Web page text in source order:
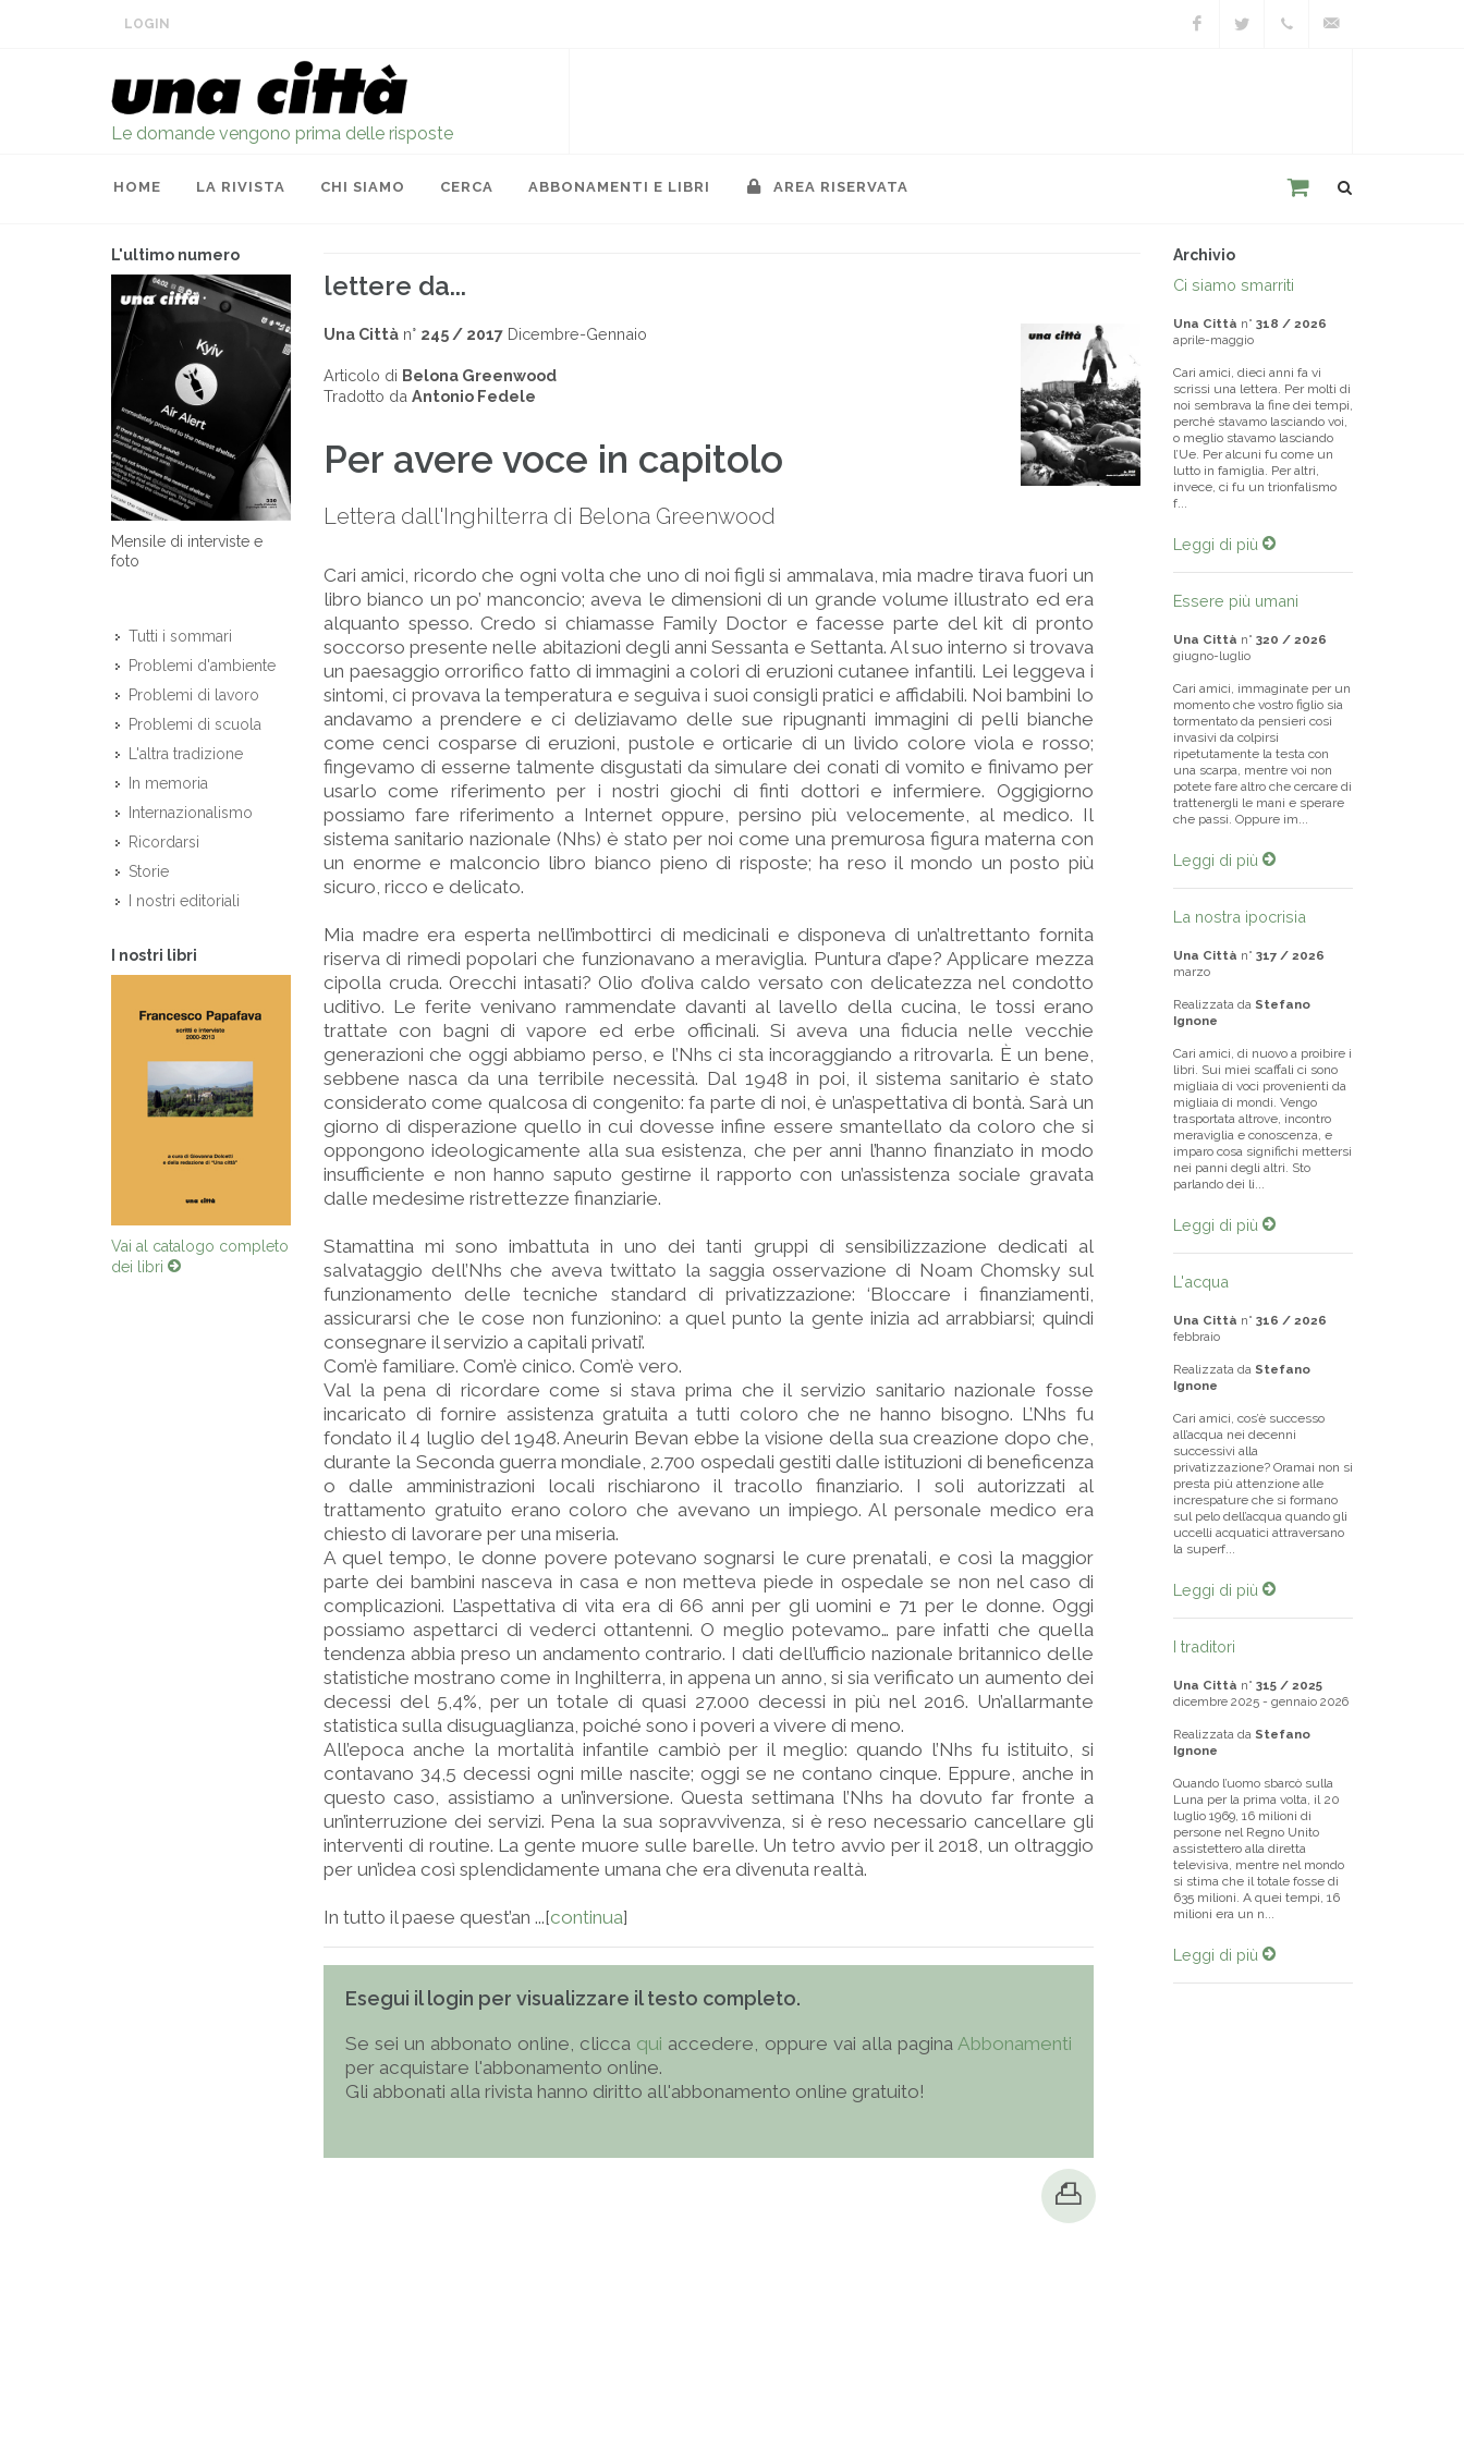
LOGIN
Le domande vengono prima delle risposte
HOME LA RIVISTA CHI SIAMO CERCA ABBONAMENTI E LIBRI AREA RISERVATA
L'ultimo numero
Mensile di interviste e
foto
Tutti i sommari
Problemi d'ambiente
Problemi di lavoro
Problemi di scuola
L'altra tradizione
In memoria
Internazionalismo
Ricordarsi
Storie
I nostri editoriali
I nostri libri
Vai al catalogo completo
dei libri
lettere da...
Una Città n° 245 / 2017 Dicembre-Gennaio
Articolo di Belona Greenwood
Tradotto da Antonio Fedele
Per avere voce in capitolo
Lettera dall'Inghilterra di Belona Greenwood
Cari amici, ricordo che ogni volta che uno di noi figli si ammalava, mia madre tirava fuori un
libro bianco un po’ manconcio; aveva le dimensioni di un grande volume illustrato ed era
alquanto spesso. Credo si chiamasse Family Doctor e facesse parte del kit di pronto
soccorso presente nelle abitazioni degli anni Sessanta e Settanta. Al suo interno si trovava
un paesaggio orrorifico fatto di immagini a colori di eruzioni cutanee infantili. Lei leggeva i
sintomi, ci provava la temperatura e seguiva i suoi consigli pratici e affidabili. Noi bambini lo
andavamo a prendere e ci deliziavamo delle sue ripugnanti immagini di pelli bianche
come cenci cosparse di eruzioni, pustole e orticarie di un livido colore viola e rosso;
fingevamo di esserne talmente disgustati da simulare dei conati di vomito e finivamo per
usarlo come riferimento per i nostri giochi di finti dottori e infermiere. Oggigiorno
possiamo fare riferimento a Internet oppure, persino più velocemente, al medico. Il
sistema sanitario nazionale (Nhs) è stato per noi come una premurosa figura materna con
un enorme e malconcio libro bianco pieno di risposte; ha reso il mondo un posto più
sicuro, ricco e delicato.
Mia madre era esperta nell’imbottirci di medicinali e disponeva di un’altrettanto fornita
riserva di rimedi popolari che funzionavano a meraviglia. Puntura d’ape? Applicare mezza
cipolla cruda. Orecchi intasati? Olio d’oliva caldo versato con delicatezza nel condotto
uditivo. Le ferite venivano rammendate davanti al lavello della cucina, le tossi erano
trattate con bagni di vapore ed erbe officinali. Si aveva una fiducia nelle vecchie
generazioni che oggi abbiamo perso, e l’Nhs ci sta incoraggiando a ritrovarla. È un bene,
sebbene nasca da una terribile necessità. Dal 1948 in poi, il sistema sanitario è stato
considerato come qualcosa di congenito: fa parte di noi, è un’aspettativa di bontà. Sarà un
giorno di disperazione quello in cui dovesse infine essere smantellato da coloro che si
oppongono ideologicamente alla sua esistenza, che per anni l’hanno finanziato in modo
insufficiente e non hanno saputo gestirne il rapporto con un’assistenza sociale gravata
dalle medesime ristrettezze finanziarie.
Stamattina mi sono imbattuta in uno dei tanti gruppi di sensibilizzazione dedicati al
salvataggio dell’Nhs che aveva twittato la saggia osservazione di Noam Chomsky sul
funzionamento delle tecniche standard di privatizzazione: ‘Bloccare i finanziamenti,
assicurarsi che le cose non funzionino: a quel punto la gente inizia ad arrabbiarsi; quindi
consegnare il servizio a capitali privati’.
Com’è familiare. Com’è cinico. Com’è vero.
Val la pena di ricordare come si stava prima che il servizio sanitario nazionale fosse
incaricato di fornire assistenza gratuita a tutti coloro che ne hanno bisogno. L’Nhs fu
fondato il 4 luglio del 1948. Aneurin Bevan ebbe la visione della sua creazione dopo che,
durante la Seconda guerra mondiale, 2.700 ospedali gestiti dalle istituzioni di beneficenza
o dalle amministrazioni locali rischiarono il tracollo finanziario. I soli autorizzati al
trattamento gratuito erano coloro che avevano un impiego. Al personale medico era
chiesto di lavorare per una miseria.
A quel tempo, le donne povere potevano sognarsi le cure prenatali, e così la maggior
parte dei bambini nasceva in casa e non metteva piede in ospedale se non nel caso di
complicazioni. L’aspettativa di vita era di 66 anni per gli uomini e 71 per le donne. Oggi
possiamo aspettarci di vederci ottantenni. O meglio potevamo… pare infatti che quella
tendenza abbia preso un andamento contrario. I dati dell’ufficio nazionale britannico delle
statistiche mostrano come in Inghilterra, in appena un anno, si sia verificato un aumento dei
decessi del 5,4%, per un totale di quasi 27.000 decessi in più nel 2016. Un’allarmante
statistica sulla disuguaglianza, poiché sono i poveri a vivere di meno.
All’epoca anche la mortalità infantile cambiò per il meglio: quando l’Nhs fu istituito, si
contavano 34,5 decessi ogni mille nascite; oggi se ne contano cinque. Eppure, anche in
questo caso, assistiamo a un’inversione. Questa settimana l’Nhs ha dovuto far fronte a
un’interruzione dei servizi. Pena la sua sopravvivenza, si è reso necessario cancellare gli
interventi di routine. La gente muore sulle barelle. Un tetro avvio per il 2018, un oltraggio
per un’idea così splendidamente umana che era divenuta realtà.
In tutto il paese quest’an ...[continua]
Esegui il login per visualizzare il testo completo.
Se sei un abbonato online, clicca qui accedere, oppure vai alla pagina Abbonamenti
per acquistare l'abbonamento online.
Gli abbonati alla rivista hanno diritto all'abbonamento online gratuito!
Archivio
Ci siamo smarriti
Una Città n° 318 / 2026
aprile-maggio
Cari amici, dieci anni fa vi
scrissi una lettera. Per molti di
noi sembrava la fine dei tempi,
perché stavamo lasciando voi,
o meglio stavamo lasciando
l’Ue. Per alcuni fu come un
lutto in famiglia. Per altri,
invece, ci fu un trionfalismo
f...
Leggi di più
Essere più umani
Una Città n° 320 / 2026
giugno-luglio
Cari amici, immaginate per un
momento che vostro figlio sia
tormentato da pensieri così
invasivi da colpirsi
ripetutamente la testa con
una scarpa, mentre voi non
potete fare altro che cercare di
trattenergli le mani e sperare
che passi. Oppure im...
Leggi di più
La nostra ipocrisia
Una Città n° 317 / 2026
marzo
Realizzata da Stefano
Ignone
Cari amici, di nuovo a proibire i
libri. Sui miei scaffali ci sono
migliaia di voci provenienti da
migliaia di mondi. Vengo
trasportata altrove, incontro
meraviglia e conoscenza, e
imparo cosa significhi mettersi
nei panni degli altri. Sto
parlando dei li...
Leggi di più
L'acqua
Una Città n° 316 / 2026
febbraio
Realizzata da Stefano
Ignone
Cari amici, cos’è successo
all’acqua nei decenni
successivi alla
privatizzazione? Oramai non si
presta più attenzione alle
increspature che si formano
sul pelo dell’acqua quando gli
uccelli acquatici attraversano
la superf...
Leggi di più
I traditori
Una Città n° 315 / 2025
dicembre 2025 - gennaio 2026
Realizzata da Stefano
Ignone
Quando l’uomo sbarcò sulla
Luna per la prima volta, il 20
luglio 1969, 16 milioni di
persone nel Regno Unito
assistettero alla diretta
televisiva, mentre nel mondo
si stima che il totale fosse di
635 milioni. A quei tempi, 16
milioni era un n...
Leggi di più